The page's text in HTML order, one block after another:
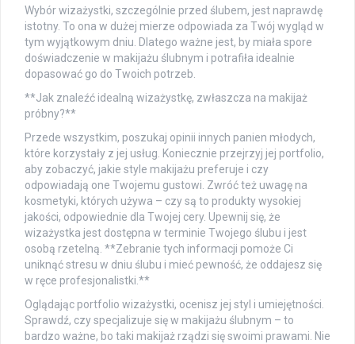
Wybór wizażystki, szczególnie przed ślubem, jest naprawdę
istotny. To ona w dużej mierze odpowiada za Twój wygląd w
tym wyjątkowym dniu. Dlatego ważne jest, by miała spore
doświadczenie w makijażu ślubnym i potrafiła idealnie
dopasować go do Twoich potrzeb.
**Jak znaleźć idealną wizażystkę, zwłaszcza na makijaż
próbny?**
Przede wszystkim, poszukaj opinii innych panien młodych,
które korzystały z jej usług. Koniecznie przejrzyj jej portfolio,
aby zobaczyć, jakie style makijażu preferuje i czy
odpowiadają one Twojemu gustowi. Zwróć też uwagę na
kosmetyki, których używa – czy są to produkty wysokiej
jakości, odpowiednie dla Twojej cery. Upewnij się, że
wizażystka jest dostępna w terminie Twojego ślubu i jest
osobą rzetelną. **Zebranie tych informacji pomoże Ci
uniknąć stresu w dniu ślubu i mieć pewność, że oddajesz się
w ręce profesjonalistki.**
Oglądając portfolio wizażystki, ocenisz jej styl i umiejętności.
Sprawdź, czy specjalizuje się w makijażu ślubnym – to
bardzo ważne, bo taki makijaż rządzi się swoimi prawami. Nie